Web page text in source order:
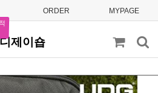
ORDER MYPAGE
디제이숍